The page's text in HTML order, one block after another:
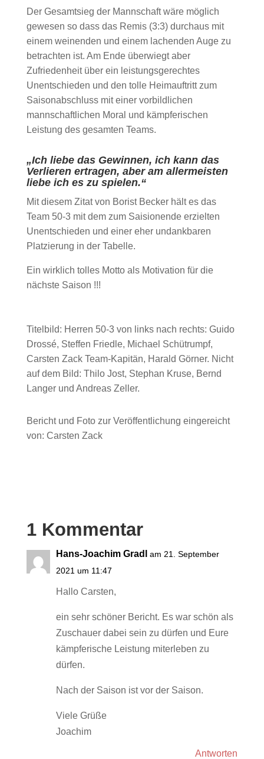
Der Gesamtsieg der Mannschaft wäre möglich
gewesen so dass das Remis (3:3) durchaus mit
einem weinenden und einem lachenden Auge zu
betrachten ist. Am Ende überwiegt aber
Zufriedenheit über ein leistungsgerechtes
Unentschieden und den tolle Heimauftritt zum
Saisonabschluss mit einer vorbildlichen
mannschaftlichen Moral und kämpferischen
Leistung des gesamten Teams.
„Ich liebe das Gewinnen, ich kann das
Verlieren ertragen, aber am allermeisten
liebe ich es zu spielen.“
Mit diesem Zitat von Borist Becker hält es das
Team 50-3 mit dem zum Saisionende erzielten
Unentschieden und einer eher undankbaren
Platzierung in der Tabelle.
Ein wirklich tolles Motto als Motivation für die
nächste Saison !!!
Titelbild: Herren 50-3 von links nach rechts: Guido
Drossé, Steffen Friedle, Michael Schütrumpf,
Carsten Zack Team-Kapitän, Harald Görner. Nicht
auf dem Bild: Thilo Jost, Stephan Kruse, Bernd
Langer und Andreas Zeller.
Bericht und Foto zur Veröffentlichung eingereicht
von: Carsten Zack
1 Kommentar
Hans-Joachim Gradl
am 21. September
2021 um 11:47
Hallo Carsten,
ein sehr schöner Bericht. Es war schön als
Zuschauer dabei sein zu dürfen und Eure
kämpferische Leistung miterleben zu
dürfen.
Nach der Saison ist vor der Saison.
Viele Grüße
Joachim
Antworten